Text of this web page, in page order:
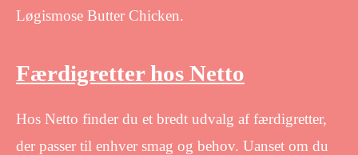
Løgismose Butter Chicken.
Færdigretter hos Netto
Hos Netto finder du et bredt udvalg af færdigretter,
der passer til enhver smag og behov. Uanset om du